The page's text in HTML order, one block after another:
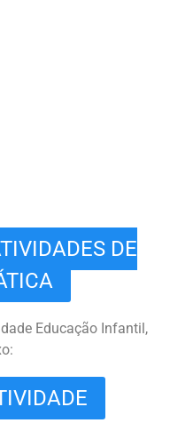
DE
Educação Infantil,